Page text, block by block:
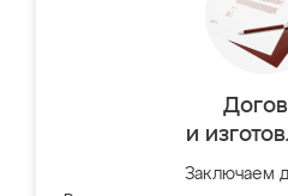
и
Заключаем